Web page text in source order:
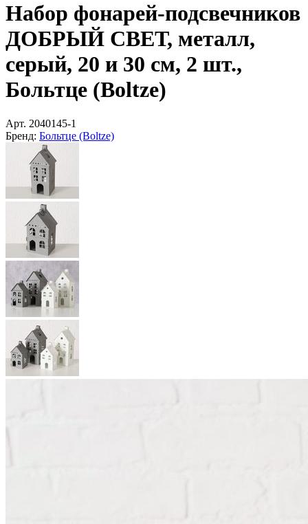
Набор фонарей-подсвечников
ДОБРЫЙ СВЕТ, металл,
серый, 20 и 30 см, 2 шт.,
Больтце (Boltze)
Арт. 2040145-1
Бренд: Больтце (Boltze)